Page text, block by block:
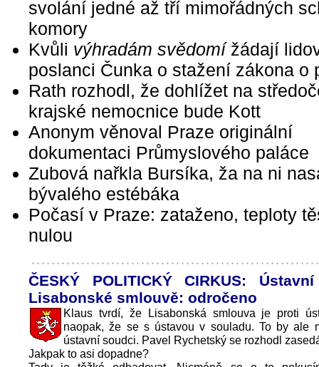
svolání jedné až tří mimořádných
komory
Kvůli výhradám svědomížádají
poslanci Čunka o stažení zákona o
Rath rozhodl, že dohlížet na
krajské nemocnice bude Kott
Anonym věnoval Praze originální
dokumentaci Průmyslového paláce
Zubová nařkla Bursíka, ža na ni
bývalého estébáka
Počasí v Praze: zataženo, teploty
nulou
ČESKÝ POLITICKÝ CIRKUS:
Lisabonské smlouvě: odročeno
Klaus tvrdí, že Lisabonská smlouva je proti
naopak, že se s ústavou v souladu. To by ale
ústavní soudci. Pavel Rychetský se rozhodl
Jakpak to asi dopadne?